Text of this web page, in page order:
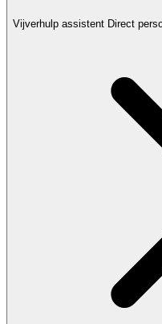
Vijverhulp assistent Direct